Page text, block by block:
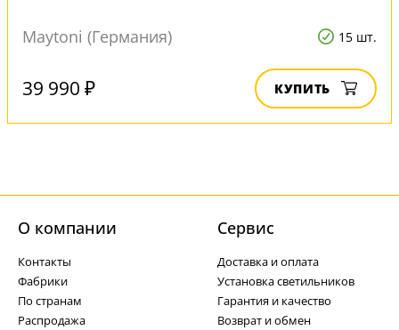
Maytoni (Германия) 15 шт.
39 990 ₽ КУПИТЬ
О компании
Контакты
Фабрики
По странам
Распродажа
Cервис
Доставка и оплата
Установка светильников
Гарантия и качество
Возврат и обмен